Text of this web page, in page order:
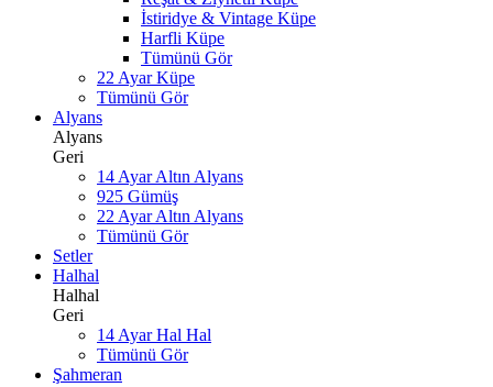
İstiridye & Vintage Küpe
Harfli Küpe
Tümünü Gör
22 Ayar Küpe
Tümünü Gör
Alyans
Alyans
Geri
14 Ayar Altın Alyans
925 Gümüş
22 Ayar Altın Alyans
Tümünü Gör
Setler
Halhal
Halhal
Geri
14 Ayar Hal Hal
Tümünü Gör
Şahmeran